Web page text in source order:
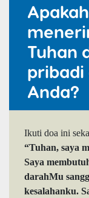
Tuhan
pribadi
Anda?
Ikuti doa ini
“Tuhan, saya
Saya
darahMu
kesalahanku.